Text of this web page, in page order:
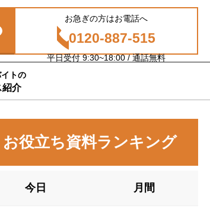
お急ぎの方はお電話へ
0120-887-515
平日受付 9:30~18:00 / 通話無料
トの
紹介
お役立ち資料ランキング
今日 月間